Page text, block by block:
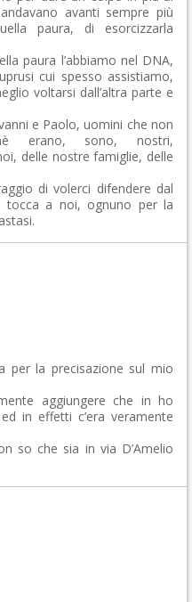
avanti sempre più
paura, di esorcizzarla
paura l’abbiamo nel DNA,
cui spesso assistiamo,
voltarsi dall’altra parte e
e Paolo, uomini che non
erano, sono, nostri,
delle nostre famiglie, delle
di volerci difendere dal
tocca a noi, ognuno per la
per la precisazione sul mio
aggiungere che in ho
in effetti c’era veramente
so che sia in via D’Amelio